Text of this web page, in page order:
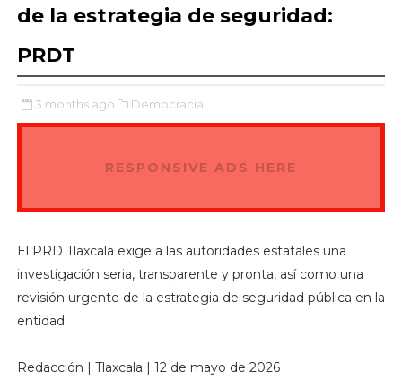
de la estrategia de seguridad:
PRDT
3 months ago Democracia,
RESPONSIVE ADS HERE
El PRD Tlaxcala exige a las autoridades estatales una
investigación seria, transparente y pronta, así como una
revisión urgente de la estrategia de seguridad pública en la
entidad
Redacción | Tlaxcala | 12 de mayo de 2026